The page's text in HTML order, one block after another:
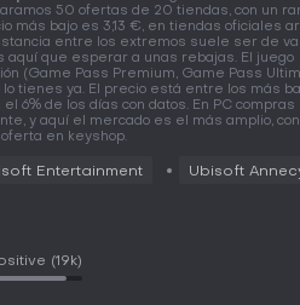
50 ofertas de 20 tiendas, con un
más bajo es 3,13 €, en tiendas oficiales
entre los extremos suele ser de
que esperar a unas rebajas. El juego
(Game Pass Premium, Game Pass
tienes ya. El precio está entre los más
6% de los días con datos. En PC compras
y aquí el mercado es el más amplio,
en keyshop.
Entertainment Ubisoft
(19k)